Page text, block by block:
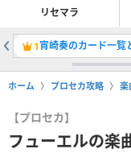
リセマラ
1宵崎奏のカード一覧
ホーム プロセカ攻略 楽
【プロセカ】
フューエルの楽